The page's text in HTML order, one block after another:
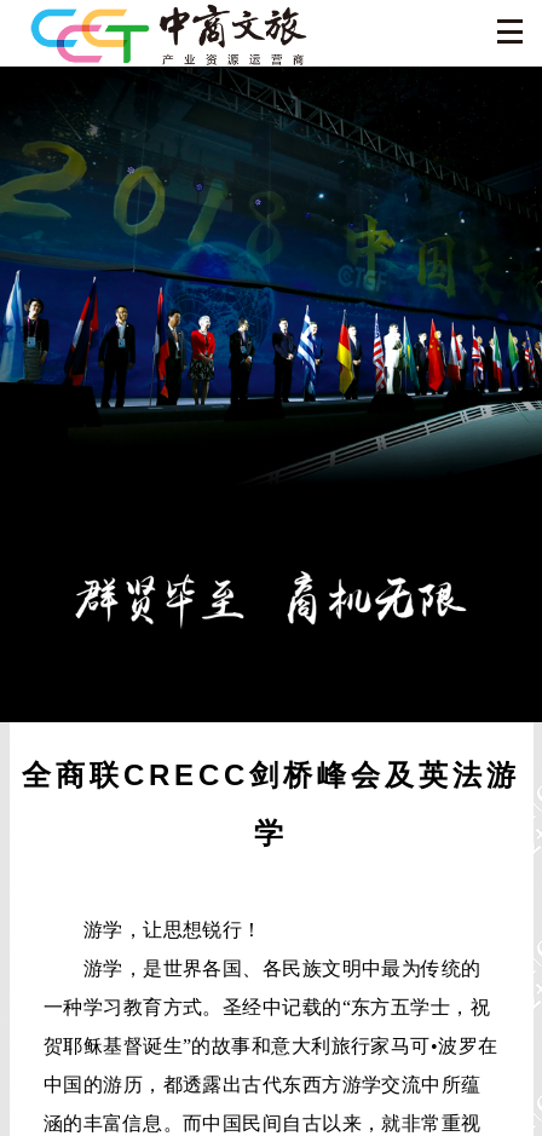
全商联CRECC剑桥峰会及英法游
学
游学，让思想锐行！
游学，是世界各国、各民族文明中最为传统的
一种学习教育方式。圣经中记载的“东方五学士，祝
贺耶稣基督诞生”的故事和意大利旅行家马可•波罗在
中国的游历，都透露出古代东西方游学交流中所蕴
涵的丰富信息。而中国民间自古以来，就非常重视